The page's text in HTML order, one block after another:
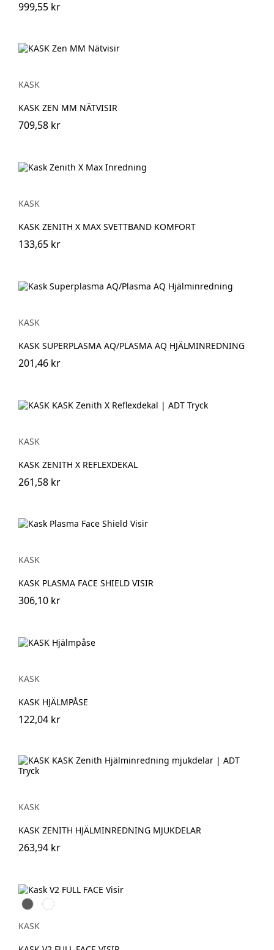
999,55 kr
KASK
KASK ZEN MM NÄTVISIR
709,58 kr
KASK
KASK ZENITH X MAX SVETTBAND KOMFORT
133,65 kr
KASK
KASK SUPERPLASMA AQ/PLASMA AQ HJÄLMINREDNING
201,46 kr
KASK
KASK ZENITH X REFLEXDEKAL
261,58 kr
KASK
KASK PLASMA FACE SHIELD VISIR
306,10 kr
KASK
KASK HJÄLMPÅSE
122,04 kr
KASK
KASK ZENITH HJÄLMINREDNING MJUKDELAR
263,94 kr
Grå
Klar
KASK